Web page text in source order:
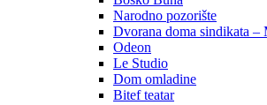
Narodno pozorište
Dvorana doma sindikata –
Odeon
Le Studio
Dom omladine
Bitef teatar